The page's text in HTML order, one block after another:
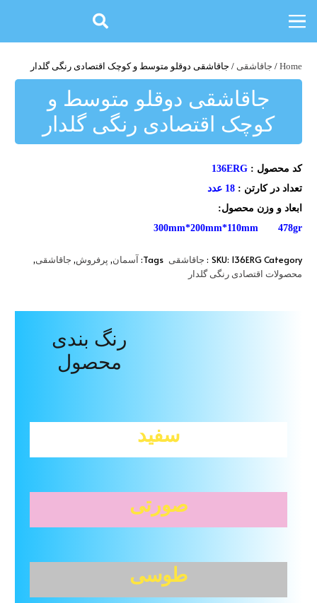
Home
/ جاقاشقی / جاقاشقی دوقلو متوسط و کوچک اقتصادی رنگی گلدار
جاقاشقی دوقلو متوسط و
کوچک اقتصادی رنگی گلدار
کد محصول : 136ERG
تعداد در کارتن : 18 عدد
ابعاد و وزن محصول:
300mm*200mm*110mm 478gr
SKU: 136ERGCategory: جاقاشقی Tags: آسمان, پرفروش, جاقاشقی,
محصولات اقتصادی رنگی گلدار
رنگ بندی
محصول
سفید
صورتی
طوسی